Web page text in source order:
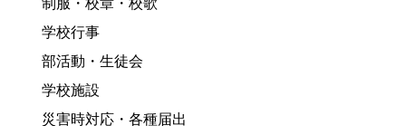
学校行事
部活動・生徒会
学校施設
災害時対応・各種届出